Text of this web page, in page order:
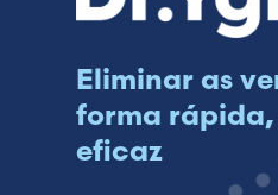
Eliminar as
forma rápida,
eficaz